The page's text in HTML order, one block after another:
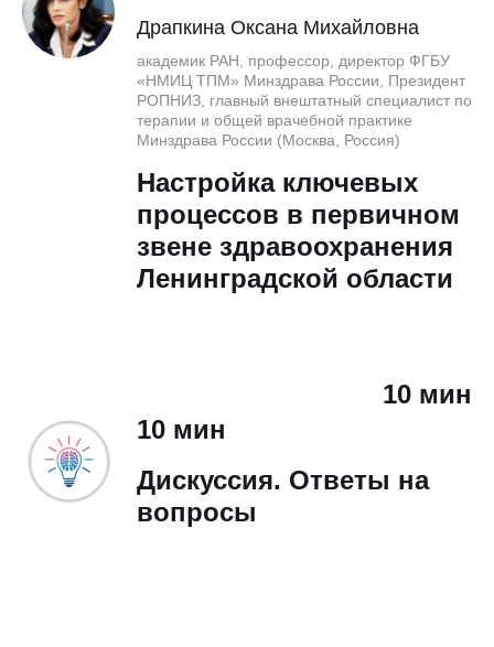
Драпкина Оксана Михайловна
академик РАН, профессор, директор ФГБУ
«НМИЦ ТПМ» Минздрава России, Президент
РОПНИЗ, главный внештатный специалист по
терапии и общей врачебной практике
Минздрава России (Москва, Россия)
Настройка ключевых
процессов в первичном
звене здравоохранения
Ленинградской области
10 мин
10 мин
Дискуссия. Ответы на
вопросы